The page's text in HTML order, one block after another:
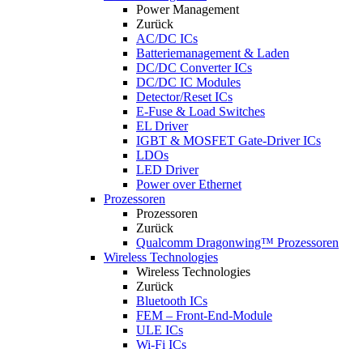
Power Management
Zurück
AC/DC ICs
Batteriemanagement & Laden
DC/DC Converter ICs
DC/DC IC Modules
Detector/Reset ICs
E-Fuse & Load Switches
EL Driver
IGBT & MOSFET Gate-Driver ICs
LDOs
LED Driver
Power over Ethernet
Prozessoren
Prozessoren
Zurück
Qualcomm Dragonwing™ Prozessoren
Wireless Technologies
Wireless Technologies
Zurück
Bluetooth ICs
FEM – Front-End-Module
ULE ICs
Wi-Fi ICs